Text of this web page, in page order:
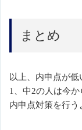
まとめ
以上、内申点が
1、中2の人は今
内申点対策を行う